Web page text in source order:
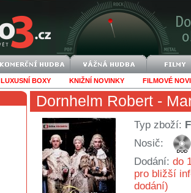
LUXUSNÍ BOXY KNIŽNÍ NOVINKY FILMOVÉ
Dornhelm Robert -
Typ zboží:
Nosič:
Dodání: do
pro bližší
dodání)